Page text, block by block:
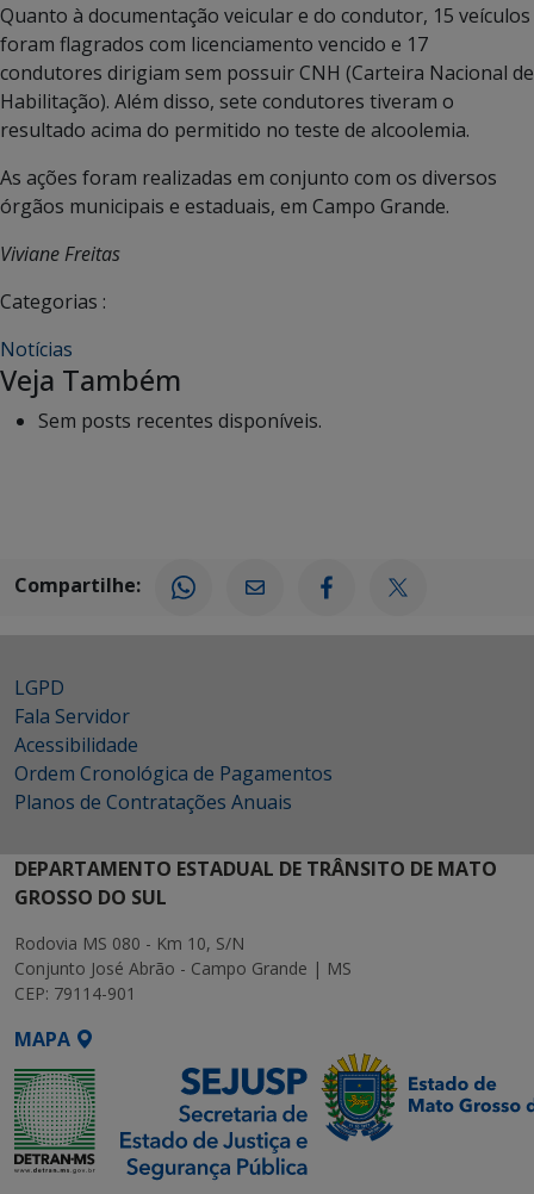
Quanto à documentação veicular e do condutor, 15 veículos
foram flagrados com licenciamento vencido e 17
condutores dirigiam sem possuir CNH (Carteira Nacional de
Habilitação). Além disso, sete condutores tiveram o
resultado acima do permitido no teste de alcoolemia.
As ações foram realizadas em conjunto com os diversos
órgãos municipais e estaduais, em Campo Grande.
Viviane Freitas
Categorias :
Notícias
Veja Também
Sem posts recentes disponíveis.
Compartilhe:
LGPD
Fala Servidor
Acessibilidade
Ordem Cronológica de Pagamentos
Planos de Contratações Anuais
DEPARTAMENTO ESTADUAL DE TRÂNSITO DE MATO
GROSSO DO SUL
Rodovia MS 080 - Km 10, S/N
Conjunto José Abrão - Campo Grande | MS
CEP: 79114-901
MAPA